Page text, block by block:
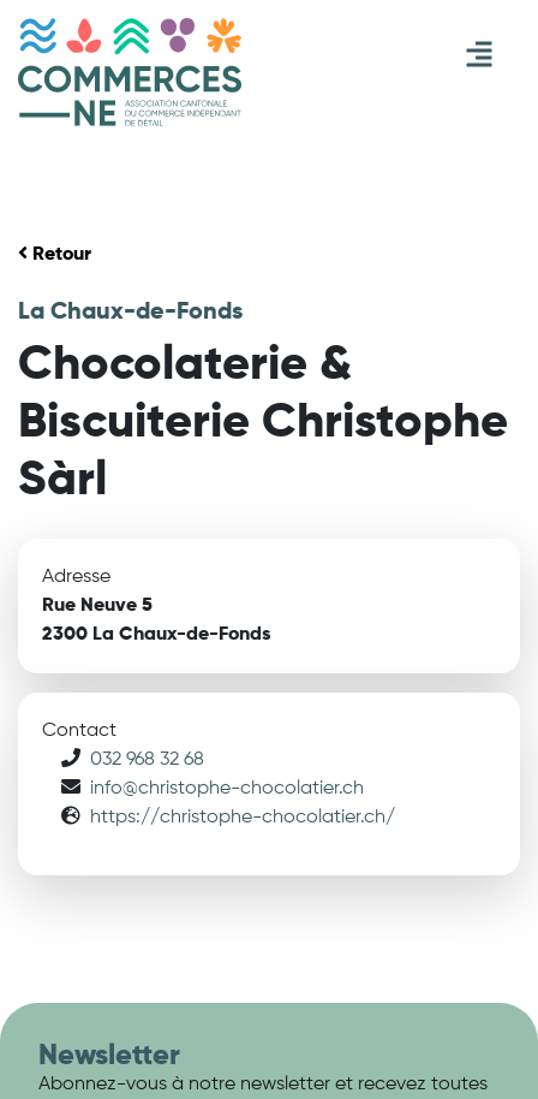
Retour
La Chaux-de-Fonds
Chocolaterie &
Biscuiterie Christophe
Sàrl
Adresse
Rue Neuve 5
2300 La Chaux-de-Fonds
Contact
032 968 32 68
info@christophe-chocolatier.ch
https://christophe-chocolatier.ch/
Newsletter
Abonnez-vous à notre newsletter et recevez toutes